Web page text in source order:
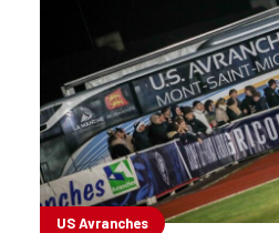
US Avranches